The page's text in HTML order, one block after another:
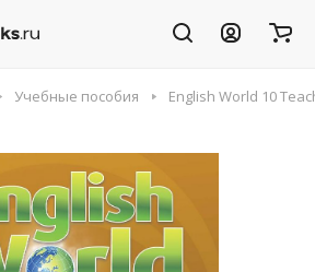
Учебные пособия English World 10